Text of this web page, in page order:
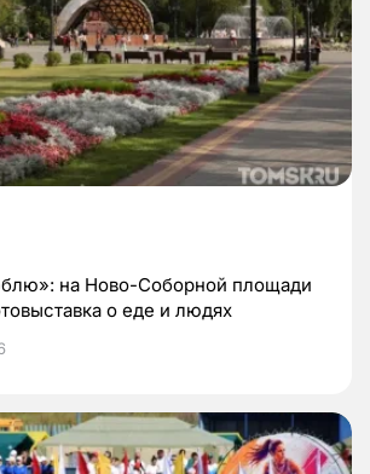
на Ново-Соборной площади
о еде и людях